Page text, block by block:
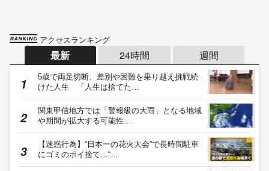
アクセスランキング
最新 24時間 週間
5歳で両足切断、差別や困難を乗り越え挑戦続
けた人生 「人生は捨てた…
関東甲信地方では「警報級の大雨」となる地域
や期間が拡大する可能性…
【迷惑行為】“日本一の花火大会”で長時間駐車
にゴミのポイ捨て…“…